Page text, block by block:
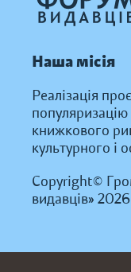
Наша місія
Реалізація
книжкового
культурного і
Copyright©
видавців» 2026